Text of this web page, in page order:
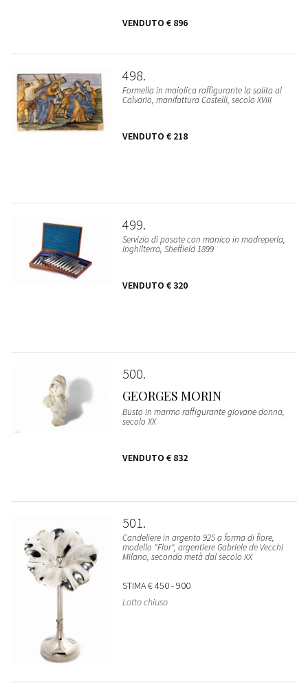
VENDUTO € 896
498
Formella in maiolica raffigurante la salita al
Calvario, manifattura Castelli, secolo XVIII
VENDUTO € 218
499
Servizio di posate con manico in madreperla,
Inghilterra, Sheffield 1899
VENDUTO € 320
500
GEORGES MORIN
Busto in marmo raffigurante giovane donna,
secolo XX
VENDUTO € 832
501
Candeliere in argento 925 a forma di fiore,
modello "Flor", argentiere Gabriele de Vecchi
Milano, seconda metà dal secolo XX
STIMA€ 450 - 900
Lotto chiuso